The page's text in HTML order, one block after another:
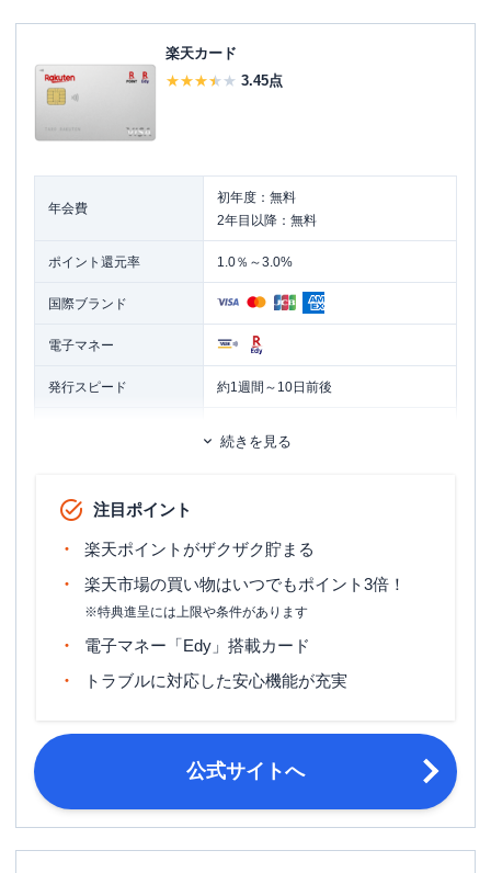
楽天カード
3.45点
年会費
初年度：無料
2年目以降：無料
ポイント還元率 1.0％～3.0%
国際ブランド
電子マネー
発行スピード 約1週間～10日前後
家族カード
マイル還元率（最大） 0.5％
旅行傷害保険 海外旅行傷害保険
締め日：毎月末日・支払日：翌月27日
（金融機関が休業日の場合は翌営業
日）
楽天会員に登録済み、満18歳以上、本
人または配偶者に安定した収入のある
続きを見る
注目ポイント
楽天ポイントがザクザク貯まる
楽天市場の買い物はいつでもポイント3倍！
※特典進呈には上限や条件があります
電子マネー「Edy」搭載カード
トラブルに対応した安心機能が充実
公式サイトへ